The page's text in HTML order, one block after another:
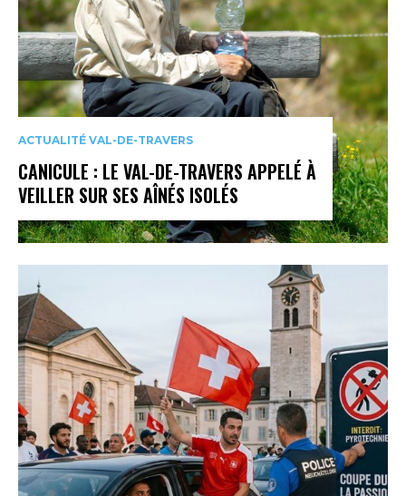
ACTUALITÉ VAL-DE-TRAVERS
CANICULE : LE VAL-DE-TRAVERS APPELÉ À
VEILLER SUR SES AÎNÉS ISOLÉS